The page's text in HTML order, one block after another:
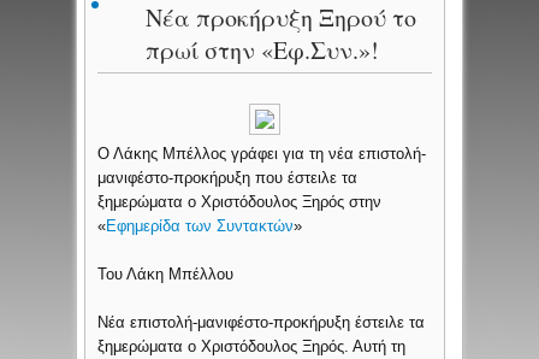
Νέα προκήρυξη Ξηρού το
πρωί στην «Εφ.Συν.»!
Ο Λάκης Μπέλλος γράφει για τη νέα επιστολή-
μανιφέστο-προκήρυξη που έστειλε τα
ξημερώματα ο Χριστόδουλος Ξηρός στην
«Εφημερίδα των Συντακτών»
Του Λάκη Μπέλλου
Νέα επιστολή-μανιφέστο-προκήρυξη έστειλε τα
ξημερώματα ο Χριστόδουλος Ξηρός. Αυτή τη